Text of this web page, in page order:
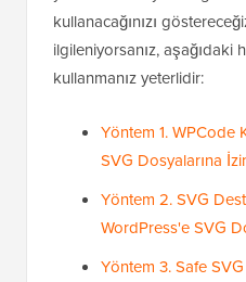
kullanacağınızı
ilgileniyorsanız, aşağıdaki
kullanmanız yeterlidir:
Yöntem 1. WPCode
SVG Dosyalarına
Yöntem 2. SVG
WordPress'e SVG
Yöntem 3. Safe